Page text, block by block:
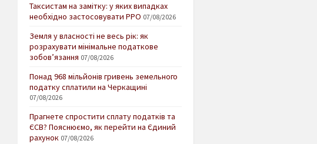
Таксистам на замітку: у яких випадках
необхідно застосовувати РРО 07/08/2026
Земля у власності не весь рік: як
розрахувати мінімальне податкове
зобов’язання 07/08/2026
Понад 968 мільйонів гривень земельного
податку сплатили на Черкащині
07/08/2026
Прагнете спростити сплату податків та
ЄСВ? Пояснюємо, як перейти на Єдиний
рахунок 07/08/2026